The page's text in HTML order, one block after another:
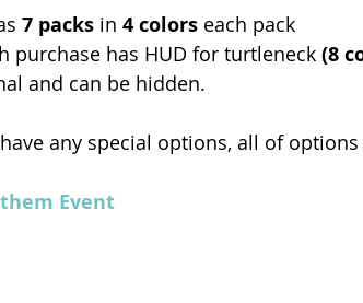
7 packs in 4 colors each pack
purchase has HUD for turtleneck (8
and can be hidden.
any special options, all of
Event